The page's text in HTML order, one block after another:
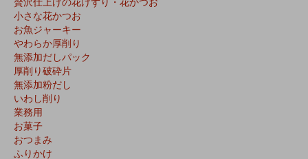
小さな花かつお
お魚ジャーキー
やわらか厚削り
無添加だしパック
厚削り破砕片
無添加粉だし
いわし削り
業務用
お菓子
おつまみ
ふりかけ